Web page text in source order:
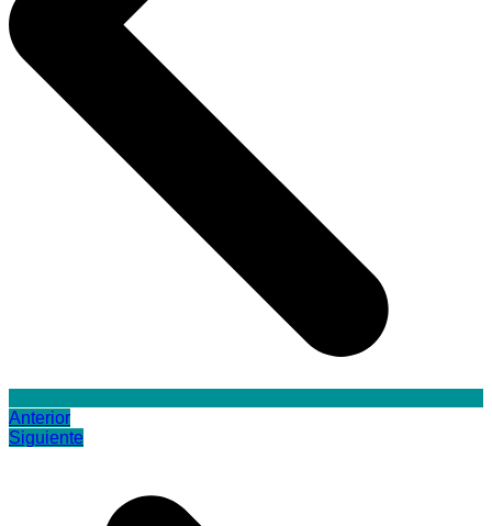
Anterior
Siguiente